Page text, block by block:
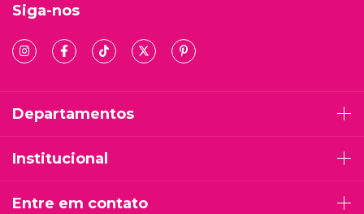
Siga-nos
Departamentos
Institucional
Entre em contato